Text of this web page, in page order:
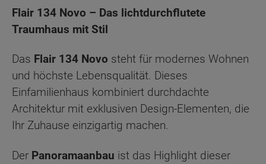
Flair 134 Novo – Das lichtdurchflutete
Traumhaus mit Stil
Das Flair 134 Novo steht für modernes Wohnen
und höchste Lebensqualität. Dieses
Einfamilienhaus kombiniert durchdachte
Architektur mit exklusiven Design-Elementen, die
Ihr Zuhause einzigartig machen.
Der Panoramaanbau ist das Highlight dieser